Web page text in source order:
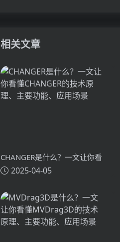
相关文章
CHANGER是什么？一文让你看
懂CHANGER的技术原理、主要
2025-04-05